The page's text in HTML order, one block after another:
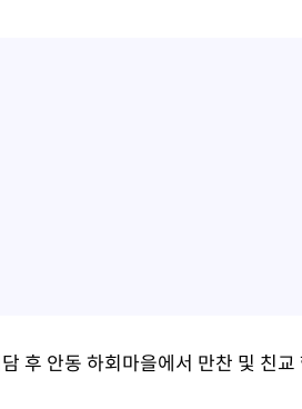
후 안동 하회마을에서 만찬 및 친